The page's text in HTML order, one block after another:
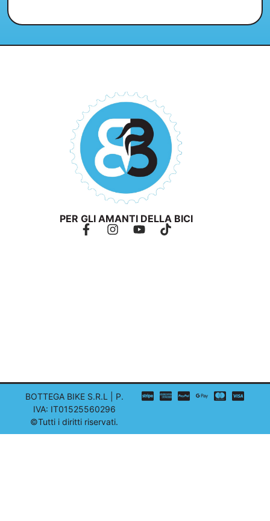
PER GLI AMANTI DELLA BICI
BOTTEGA BIKE S.R.L | P.
IVA: IT01525560296
©Tutti i diritti riservati.